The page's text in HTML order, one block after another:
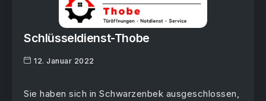
Schlüsseldienst-Thobe
12. Januar 2022
Sie haben sich in Schwarzenbek ausgeschlossen,